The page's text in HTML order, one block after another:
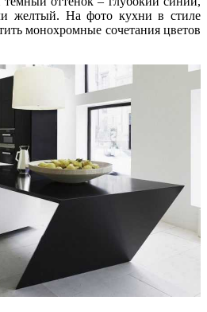
желтый. На фото кухни в стиле
монохромные сочетания цветов